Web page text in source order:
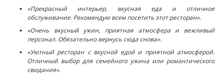
«Прекрасный интерьер, вкусная еда и отличное
обслуживание. Рекомендую всем посетить этот ресторан».
«Очень вкусный ужин, приятная атмосфера и вежливый
персонал. Обязательно вернусь сюда снова».
«Уютный ресторан с вкусной едой и приятной атмосферой.
Отличный выбор для семейного ужина или романтического
свидания».